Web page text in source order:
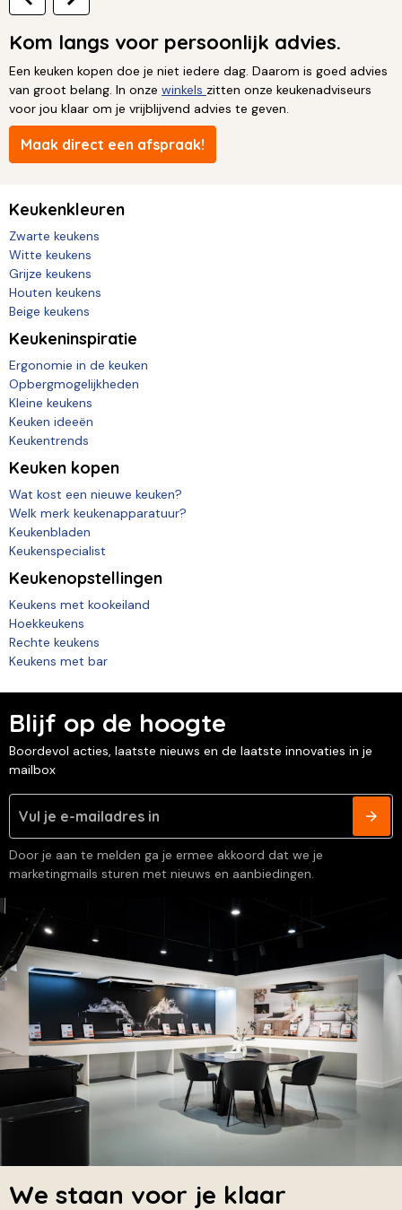
Kom langs voor persoonlijk advies.
Een keuken kopen doe je niet iedere dag. Daarom is goed advies
van groot belang. In onze winkels zitten onze keukenadviseurs
voor jou klaar om je vrijblijvend advies te geven.
Maak direct een afspraak!
Keukenkleuren
Zwarte keukens
Witte keukens
Grijze keukens
Houten keukens
Beige keukens
Keukeninspiratie
Ergonomie in de keuken
Opbergmogelijkheden
Kleine keukens
Keuken ideeën
Keukentrends
Keuken kopen
Wat kost een nieuwe keuken?
Welk merk keukenapparatuur?
Keukenbladen
Keukenspecialist
Keukenopstellingen
Keukens met kookeiland
Hoekkeukens
Rechte keukens
Keukens met bar
Blijf op de hoogte
Boordevol acties, laatste nieuws en de laatste innovaties in je
mailbox
Door je aan te melden ga je ermee akkoord dat we je
marketingmails sturen met nieuws en aanbiedingen.
We staan voor je klaar